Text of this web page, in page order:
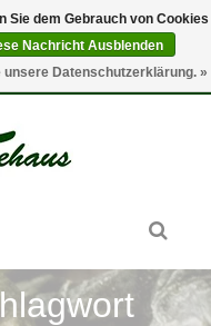
Sie dem Gebrauch von Cookies
Nachricht Ausblenden
Datenschutzerklärung. »